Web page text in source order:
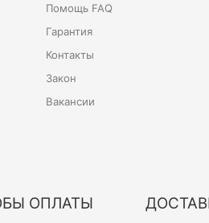
Помощь FAQ
Гарантия
Контакты
Закон
Вакансии
ОПЛАТЫ